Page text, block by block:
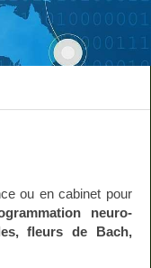
ou en cabinet pour
neuro-
fleurs de Bach,